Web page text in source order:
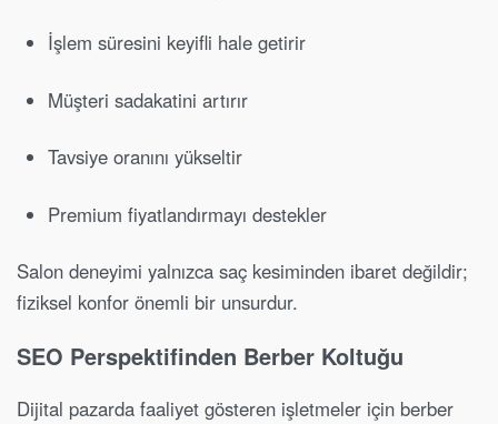
İşlem süresini keyifli hale getirir
Müşteri sadakatini artırır
Tavsiye oranını yükseltir
Premium fiyatlandırmayı destekler
Salon deneyimi yalnızca saç kesiminden ibaret değildir;
fiziksel konfor önemli bir unsurdur.
SEO Perspektifinden Berber Koltuğu
Dijital pazarda faaliyet gösteren işletmeler için berber